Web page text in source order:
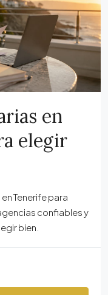
en
elegir
Tenerife para
confiables y
bien.